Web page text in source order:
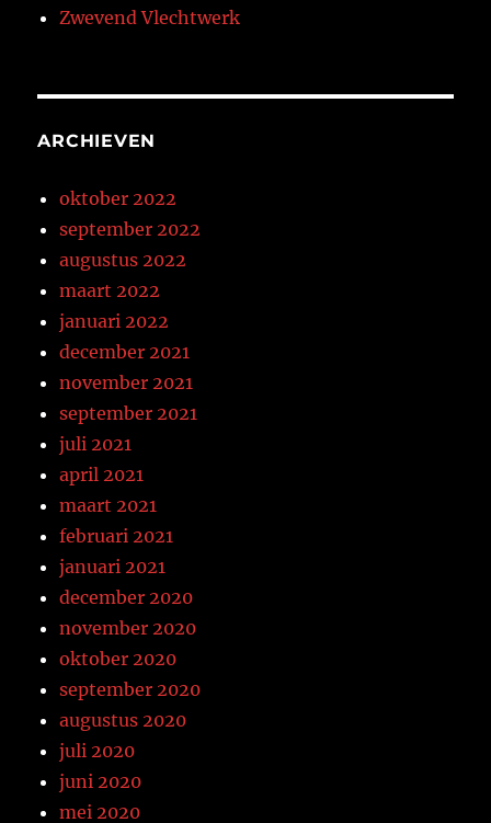
Zwevend Vlechtwerk
ARCHIEVEN
oktober 2022
september 2022
augustus 2022
maart 2022
januari 2022
december 2021
november 2021
september 2021
juli 2021
april 2021
maart 2021
februari 2021
januari 2021
december 2020
november 2020
oktober 2020
september 2020
augustus 2020
juli 2020
juni 2020
mei 2020